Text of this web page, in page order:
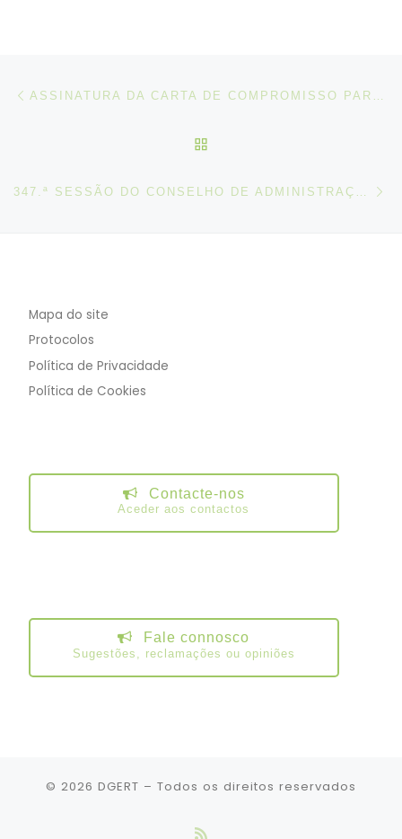
Post navigation
Mapa do site
Protocolos
Política de Privacidade
Política de Cookies
Contacte-nos
Aceder aos contactos
Fale connosco
Sugestões, reclamações ou opiniões
© 2026 DGERT – Todos os direitos reservados